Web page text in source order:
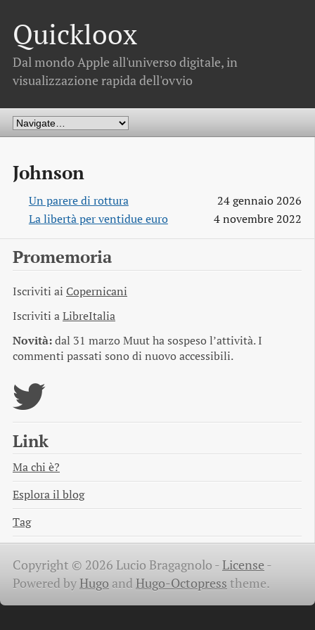
Quickloox
Dal mondo Apple all'universo digitale, in
visualizzazione rapida dell'ovvio
Johnson
Un parere di rottura
24 gennaio 2026
La libertà per ventidue euro
4 novembre 2022
Promemoria
Iscriviti ai Copernicani
Iscriviti aLibreItalia
Novità:dal 31 marzo Muut ha sospeso l’attività. I
commenti passati sono di nuovo accessibili.
Link
Ma chi è?
Esplora il blog
Tag
Copyright © 2026 Lucio Bragagnolo -License -
Powered byHugo and Hugo-Octopress theme.